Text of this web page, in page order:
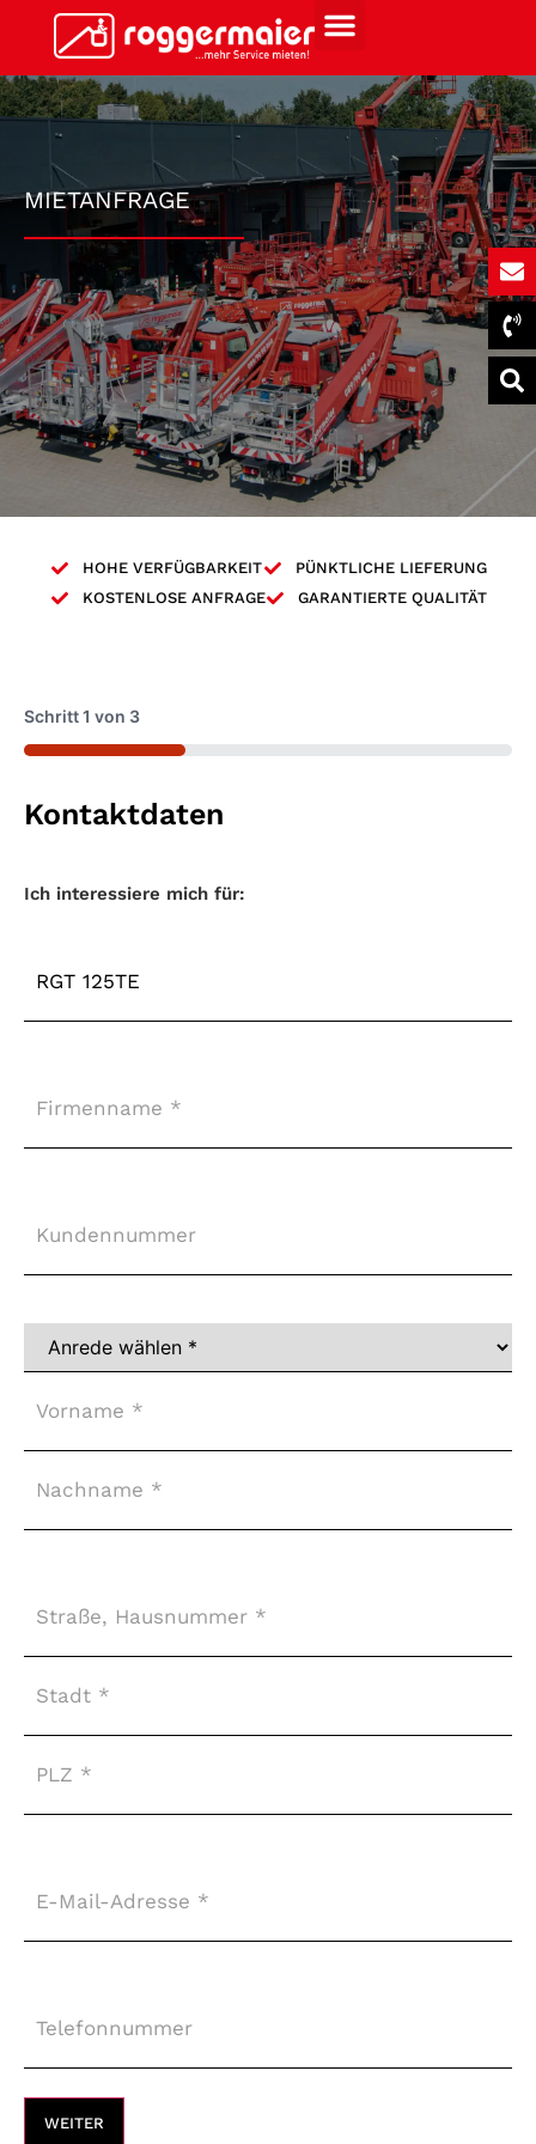
MIETANFRAGE
HOHE VERFÜGBARKEIT
PÜNKTLICHE LIEFERUNG
KOSTENLOSE ANFRAGE
GARANTIERTE QUALITÄT
Schritt1 von 3
33%
Kontaktdaten
Maschinentyp *
Ich interessiere mich für:
Vollständiger
Name*
Mail-
Adresse*
WEITER